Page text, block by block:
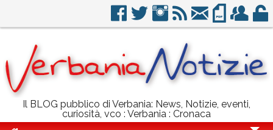
Il BLOG pubblico di Verbania: News, Notizie, eventi,
curiosità, vco : Verbania : Cronaca